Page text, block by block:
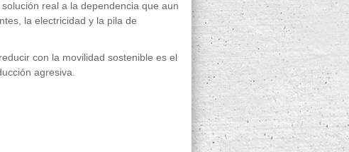
real a la dependencia que aun
la electricidad y la pila de
con la movilidad sostenible es el
agresiva.